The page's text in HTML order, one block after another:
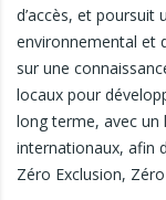
d’accès, et poursuit
environnemental et
sur une
locaux pour
long terme, avec un
internationaux, afin
Zéro Exclusion,